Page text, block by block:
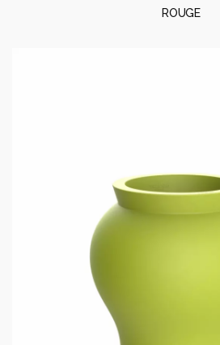
ROUGE